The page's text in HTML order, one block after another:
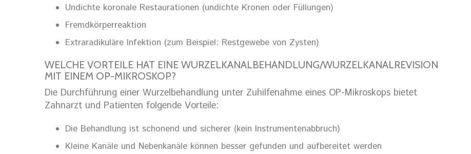
Undichte koronale Restaurationen (undichte Kronen oder Füllungen)
Fremdkörperreaktion
Extraradikuläre Infektion (zum Beispiel: Restgewebe von Zysten)
WELCHE VORTEILE HAT EINE WURZELKANALBEHANDLUNG/WURZELKANALREVISION
MIT EINEM OP-MIKROSKOP?
Die Durchführung einer Wurzelbehandlung unter Zuhilfenahme eines OP-Mikroskops bietet
Zahnarzt und Patienten folgende Vorteile:
Die Behandlung ist schonend und sicherer (kein Instrumentenabbruch)
Kleine Kanäle und Nebenkanäle können besser gefunden und aufbereitet werden